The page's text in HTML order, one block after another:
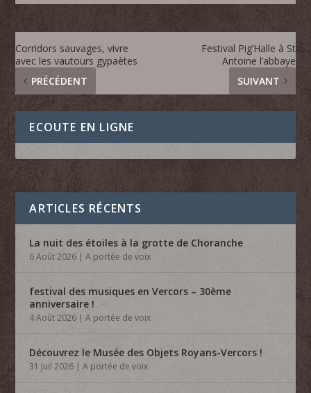
Corridors sauvages, vivre
avec les vautours gypaètes
PRÉCÉDENT
Festival Pig’Halle à St
Antoine l’abbaye
SUIVANT
ECOUTE EN LIGNE
ARTICLES RÉCENTS
La nuit des étoiles à la grotte de Choranche
6 Août 2026 |A portée de voix
festival des musiques en Vercors – 30ème
anniversaire !
4 Août 2026 |A portée de voix
Découvrez le Musée des Objets Royans-Vercors !
31 Juil 2026 |A portée de voix